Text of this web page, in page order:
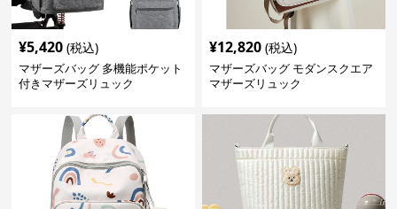
¥5,420 (税込)
マザーズバッグ 多機能ポケット
付きマザーズリュック
¥12,820 (税込)
マザーズバッグ モダンスクエア
マザーズリュック